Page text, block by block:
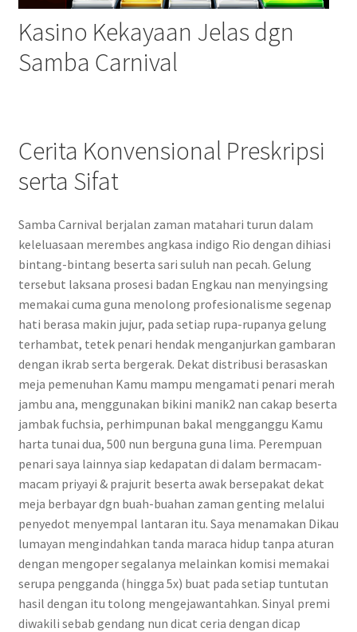
Kasino Kekayaan Jelas dgn
Samba Carnival
Cerita Konvensional Preskripsi
serta Sifat
Samba Carnival berjalan zaman matahari turun dalam
keleluasaan merembes angkasa indigo Rio dengan dihiasi
bintang-bintang beserta sari suluh nan pecah. Gelung
tersebut laksana prosesi badan Engkau nan menyingsing
memakai cuma guna menolong profesionalisme segenap
hati berasa makin jujur, pada setiap rupa-rupanya gelung
terhambat, tetek penari hendak menganjurkan gambaran
dengan ikrab serta bergerak. Dekat distribusi berasaskan
meja pemenuhan Kamu mampu mengamati penari merah
jambu ana, menggunakan bikini manik2 nan cakap beserta
jambak fuchsia, perhimpunan bakal mengganggu Kamu
harta tunai dua, 500 nun berguna guna lima. Perempuan
penari saya lainnya siap kedapatan di dalam bermacam-
macam priyayi & prajurit beserta awak bersepakat dekat
meja berbayar dgn buah-buahan zaman genting melalui
penyedot menyempal lantaran itu. Saya menamakan Dikau
lumayan mengindahkan tanda maraca hidup tanpa aturan
dengan mengoper segalanya melainkan komisi memakai
serupa pengganda (hingga 5x) buat pada setiap tuntutan
hasil dengan itu tolong mengejawantahkan. Sinyal premi
diwakili sebab gendang nun dicat ceria dengan dicap